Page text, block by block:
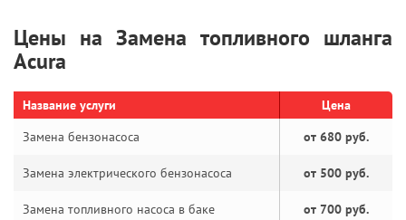
Цены на Замена топливного шланга
Acura
Название услуги
Цена
Замена бензонасоса
от 680 руб.
Замена электрического бензонасоса от 500 руб.
Замена топливного насоса в баке от 700 руб.